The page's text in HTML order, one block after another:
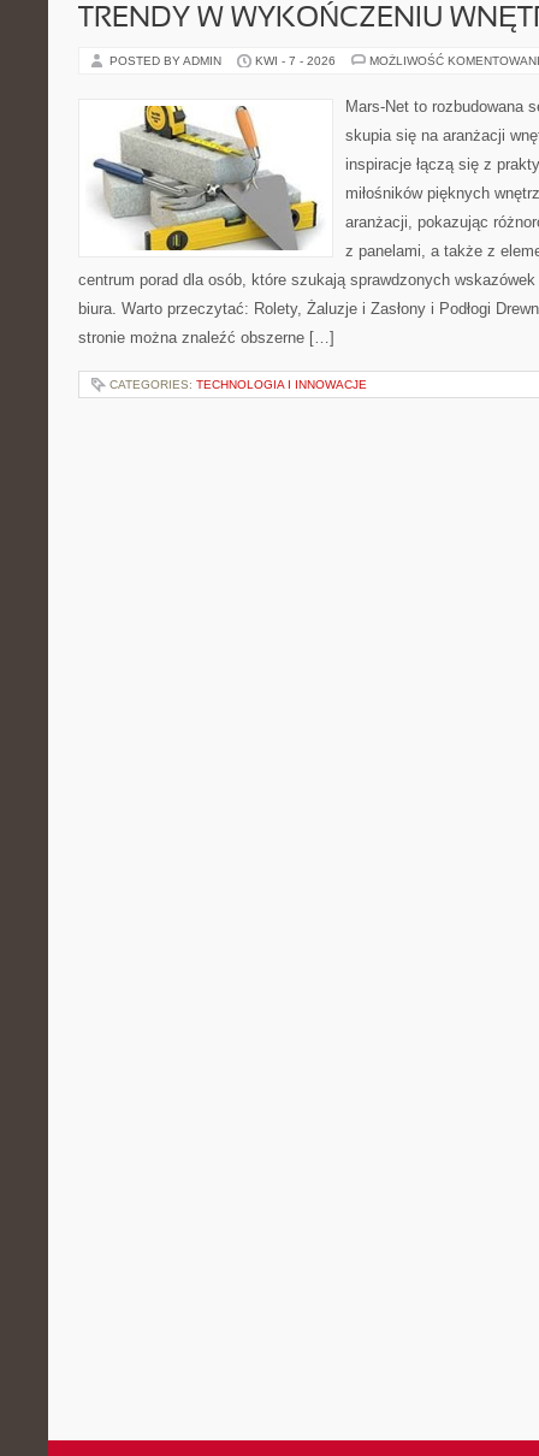
TRENDY W WYKOŃCZENIU
POSTED BY ADMIN KWI - 7 - 2026 MOŻLIWOŚĆ
Mars-Net to rozbudowana
skupia się na aranżacji
inspiracje łączą się z
miłośników pięknych
aranżacji, pokazując
z panelami, a także z
centrum porad dla osób, które szukają sprawdzonych
biura. Warto przeczytać: Rolety, Żaluzje i Zasłony i Podłogi
stronie można znaleźć obszerne […]
CATEGORIES: TECHNOLOGIA I INNOWACJE